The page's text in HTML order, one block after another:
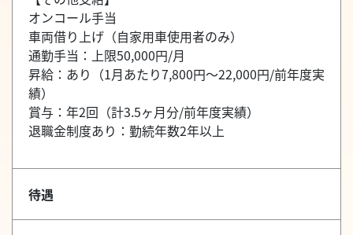
オンコール手当
車両借り上げ（自家用車使用者のみ）
通勤手当：上限50,000円/月
昇給：あり（1月あたり7,800円～22,000円/前年度実
績）
賞与：年2回（計3.5ヶ月分/前年度実績）
退職金制度あり：勤続年数2年以上
待遇